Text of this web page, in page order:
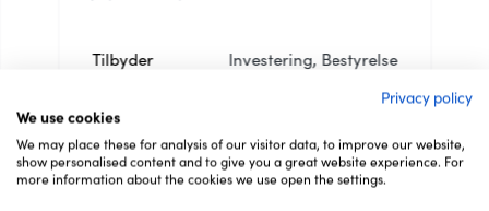
Tilbyder
Investering, Bestyrelse
0 - 0 kr.
Læs mere om investoren
Privacy policy
We use cookies
We may place these for analysis of our visitor data, to improve our website,
show personalised content and to give you a great website experience. For
more information about the cookies we use open the settings.